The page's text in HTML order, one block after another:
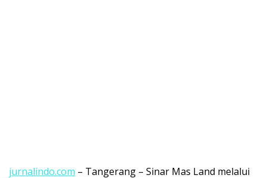
jurnalindo.com – Tangerang – Sinar Mas Land melalui